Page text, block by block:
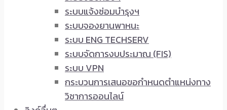
ระบบแจ้งซ่อมบำรุงฯ
ระบบจองยานพาหนะ
ระบบ ENG TECHSERV
ระบบจัดการงบประมาณ (FIS)
ระบบ VPN
กระบวนการเสนอขอกำหนดตำแหน่งทาง
วิชาการออนไลน์